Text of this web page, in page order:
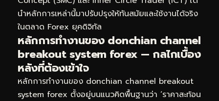
นำหลักการเหล่านี้มาปรับปรุงให้ทันสมัยและใช้งานได้จริง
ในตลาด Forex ยุคดิจิทัล
หลักการทำงานของ donchian channel
breakout system forex — กลไกเบื้อง
หลังที่ต้องเข้าใจ
หลักการทำงานของ donchian channel breakout
system forex ตั้งอยู่บนแนวคิดพื้นฐานว่า ‘ราคาสะท้อน